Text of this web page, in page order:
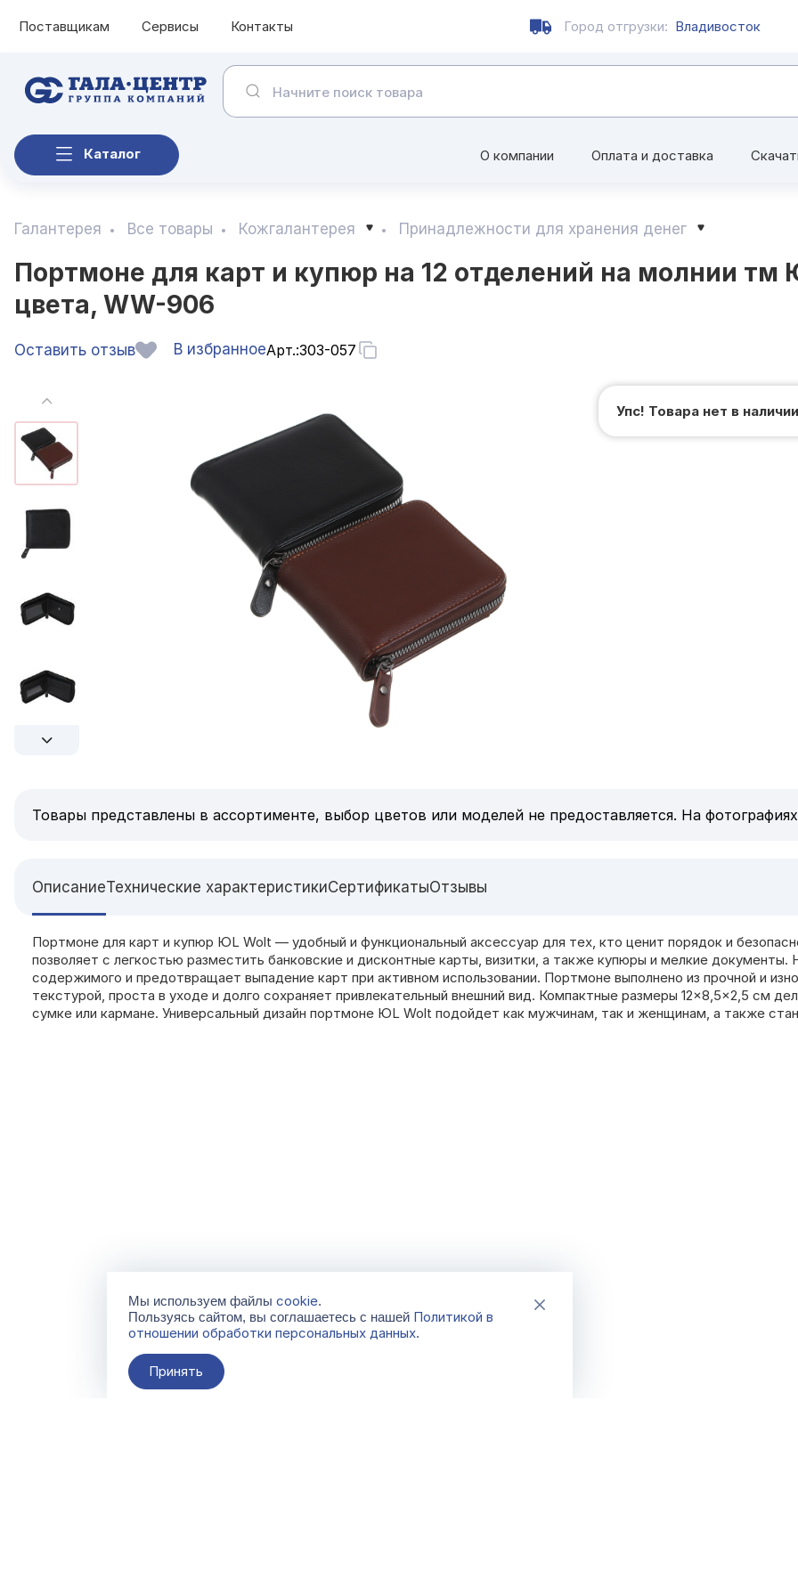
Поставщикам Сервисы Контакты Город отгрузки: Владивосток
Каталог О компании Оплата и доставка
Галантерея Все товары Кожгалантерея Принадлежности для хранения денег
Портмоне для карт и купюр на 12 отделений на молнии тм
цвета, WW-906
Оставить отзыв В избранноеАрт.:303-057
Упс! Товара нет в
Товары представлены в ассортименте, выбор цветов или моделей не предоставляется. На
ОписаниеТехнические характеристикиСертификатыОтзывы
Портмоне для карт и купюр ЮL Wolt — удобный и функциональный аксессуар для тех, кто ценит порядок и
позволяет с легкостью разместить банковские и дисконтные карты, визитки, а также купюры и мелкие
содержимого и предотвращает выпадение карт при активном использовании. Портмоне выполнено из прочной и
текстурой, проста в уходе и долго сохраняет привлекательный внешний вид. Компактные размеры 12×8,5×2,5 см
сумке или кармане. Универсальный дизайн портмоне ЮL Wolt подойдет как мужчинам, так и женщинам, а также
Мы используем файлы cookie.
Пользуясь сайтом, вы соглашаетесь с нашей Политикой в
отношении обработки персональных данных.
Принять